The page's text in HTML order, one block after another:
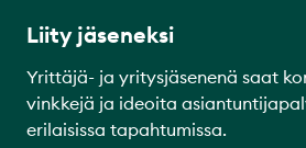
Liity jäseneksi
Yrittäjä- ja yritysjäsenenä saat
vinkkejä ja ideoita
erilaisissa tapahtumissa.